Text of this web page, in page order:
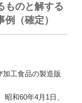
ものと解する
（確定）
加工食品の製造販
和60年4月1日、